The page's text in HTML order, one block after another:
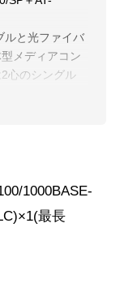
ルと光ファイバ
メディアコン
心のシングル
ットシステム
1000BASE-
最長